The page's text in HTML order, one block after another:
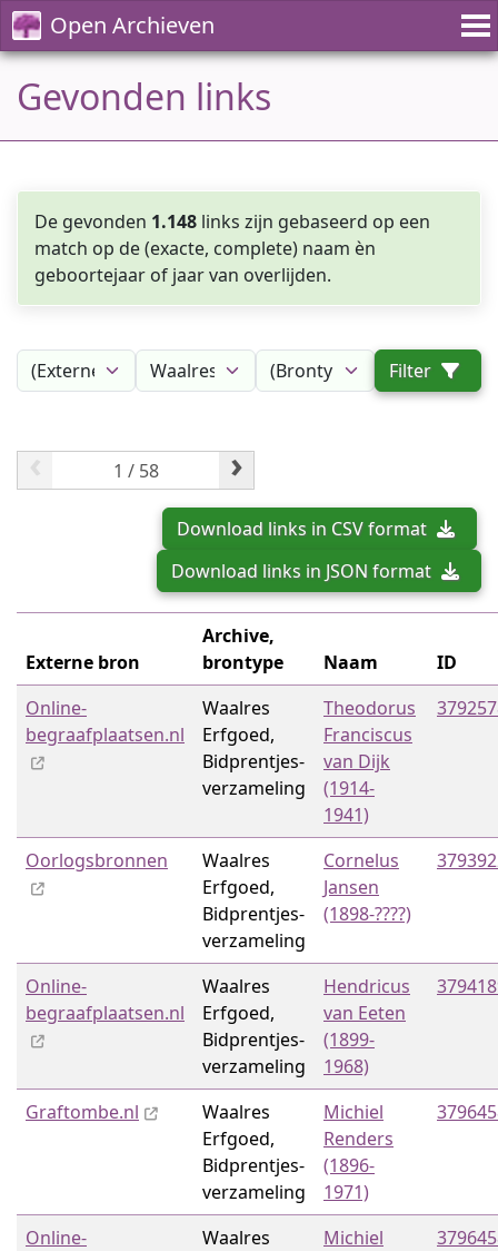
Open Archieven
Gevonden links
De gevonden 1.148 links zijn gebaseerd op een
match op de (exacte, complete) naam èn
geboortejaar of jaar van overlijden.
Filter
‹ ›
Download links in CSV format
Download links in JSON format
Externe bron
Archive,
brontype
Naam
ID
Online-
begraafplaatsen.nl
Waalres
Erfgoed,
Bidprentjes­
verzameling
Theodorus
Franciscus
van Dijk
(1914-
1941)
Oorlogsbronnen
Waalres
Erfgoed,
Bidprentjes­
verzameling
Cornelus
Jansen
(1898-????)
Online-
begraafplaatsen.nl
Waalres
Erfgoed,
Bidprentjes­
verzameling
Hendricus
van Eeten
(1899-
1968)
Graftombe.nl
Waalres
Erfgoed,
Bidprentjes­
verzameling
Michiel
Renders
(1896-
1971)
Online-
Waalres
Michiel